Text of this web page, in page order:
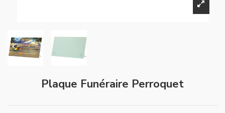
Plaque Funéraire Perroquet